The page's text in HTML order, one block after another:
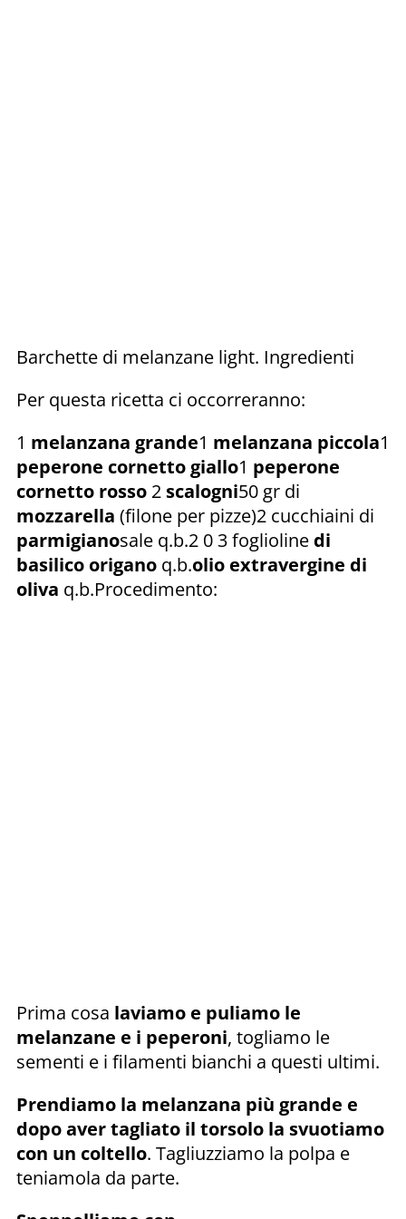
Barchette di melanzane light. Ingredienti
Per questa ricetta ci occorreranno:
1 melanzana grande1 melanzana piccola1
peperone cornetto giallo1 peperone
cornetto rosso 2 scalogni50 gr di
mozzarella (filone per pizze)2 cucchiaini di
parmigianosale q.b.2 0 3 foglioline di
basilico origano q.b.olio extravergine di
oliva q.b.Procedimento:
Prima cosa laviamo e puliamo le
melanzane e i peperoni, togliamo le
sementi e i filamenti bianchi a questi ultimi.
Prendiamo la melanzana più grande e
dopo aver tagliato il torsolo la svuotiamo
con un coltello. Tagliuzziamo la polpa e
teniamola da parte.